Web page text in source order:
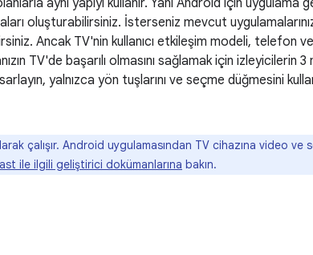
aynı yapıyı kullanır. Yani Android için uygulama
oluşturabilirsiniz. İsterseniz mevcut
Ancak TV'nin kullanıcı etkileşim modeli, telefon
TV'de başarılı olmasını sağlamak için izleyicilerin
yalnızca yön tuşlarını ve seçme düğmesini
çalışır. Android uygulamasından TV cihazına video ve
ile ilgili geliştirici dokümanlarına bakın.